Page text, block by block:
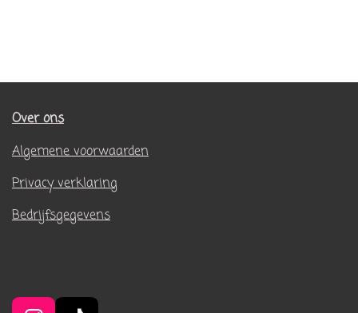
Over ons
Algemene voorwaarden
Privacy verklaring
Bedrijfsgegevens